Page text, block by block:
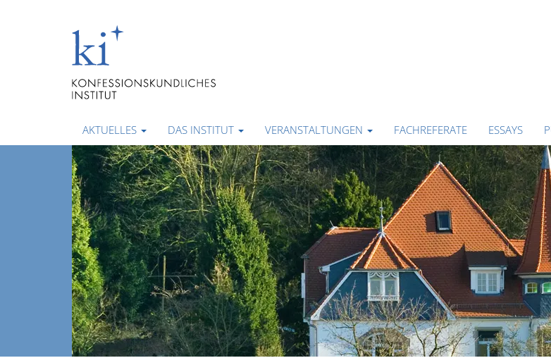
AKTUELLES DAS INSTITUT VERANSTALTUNGEN FACHREFERATE ESSAYS